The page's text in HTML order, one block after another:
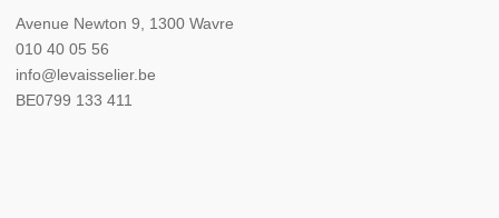
Avenue Newton 9, 1300 Wavre
010 40 05 56
info@levaisselier.be
BE0799 133 411